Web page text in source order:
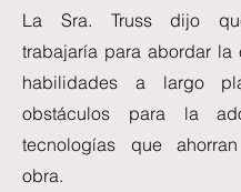
La Sra. Truss dijo
trabajaría para abordar la
habilidades a largo
obstáculos para la
tecnologías que
obra.